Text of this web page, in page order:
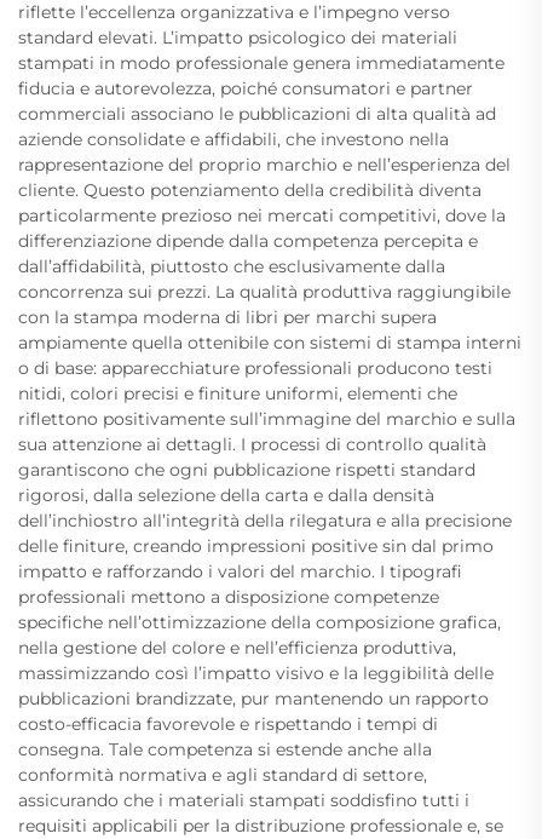
riflette l’eccellenza organizzativa e l’impegno verso
standard elevati. L’impatto psicologico dei materiali
stampati in modo professionale genera immediatamente
fiducia e autorevolezza, poiché consumatori e partner
commerciali associano le pubblicazioni di alta qualità ad
aziende consolidate e affidabili, che investono nella
rappresentazione del proprio marchio e nell’esperienza del
cliente. Questo potenziamento della credibilità diventa
particolarmente prezioso nei mercati competitivi, dove la
differenziazione dipende dalla competenza percepita e
dall’affidabilità, piuttosto che esclusivamente dalla
concorrenza sui prezzi. La qualità produttiva raggiungibile
con la stampa moderna di libri per marchi supera
ampiamente quella ottenibile con sistemi di stampa interni
o di base: apparecchiature professionali producono testi
nitidi, colori precisi e finiture uniformi, elementi che
riflettono positivamente sull’immagine del marchio e sulla
sua attenzione ai dettagli. I processi di controllo qualità
garantiscono che ogni pubblicazione rispetti standard
rigorosi, dalla selezione della carta e dalla densità
dell’inchiostro all’integrità della rilegatura e alla precisione
delle finiture, creando impressioni positive sin dal primo
impatto e rafforzando i valori del marchio. I tipografi
professionali mettono a disposizione competenze
specifiche nell’ottimizzazione della composizione grafica,
nella gestione del colore e nell’efficienza produttiva,
massimizzando così l’impatto visivo e la leggibilità delle
pubblicazioni brandizzate, pur mantenendo un rapporto
costo-efficacia favorevole e rispettando i tempi di
consegna. Tale competenza si estende anche alla
conformità normativa e agli standard di settore,
assicurando che i materiali stampati soddisfino tutti i
requisiti applicabili per la distribuzione professionale e, se